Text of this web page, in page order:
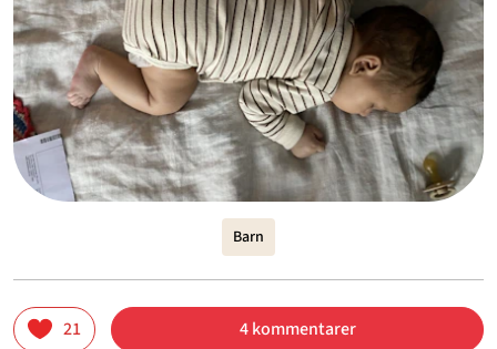
Barn
21 4 kommentarer